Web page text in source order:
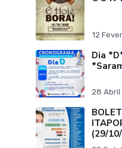
12
Dia
28
(29/